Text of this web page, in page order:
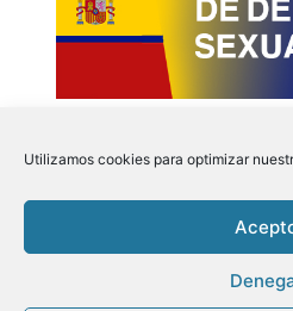
Utilizamos cookies para optimizar